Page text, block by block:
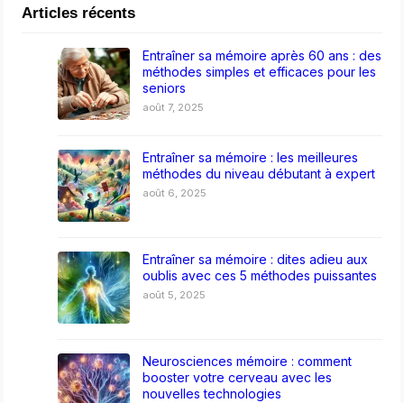
Articles récents
Entraîner sa mémoire après 60 ans : des
méthodes simples et efficaces pour les
seniors
août 7, 2025
Entraîner sa mémoire : les meilleures
méthodes du niveau débutant à expert
août 6, 2025
Entraîner sa mémoire : dites adieu aux
oublis avec ces 5 méthodes puissantes
août 5, 2025
Neurosciences mémoire : comment
booster votre cerveau avec les
nouvelles technologies